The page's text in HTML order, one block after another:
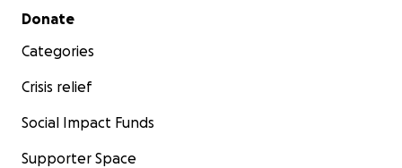
Secondary menu
Donate
Categories
Crisis relief
Social Impact Funds
Supporter Space